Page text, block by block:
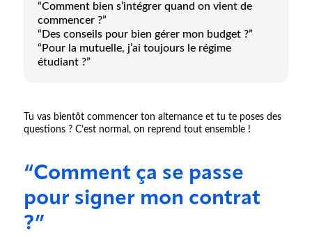
“Comment bien s’intégrer quand on vient de
commencer ?”
“Des conseils pour bien gérer mon budget ?”
“Pour la mutuelle, j’ai toujours le régime
étudiant ?”
Tu vas bientôt commencer ton alternance et tu te poses des
questions ? C’est normal, on reprend tout ensemble !
“Comment ça se passe
pour signer mon contrat
?”